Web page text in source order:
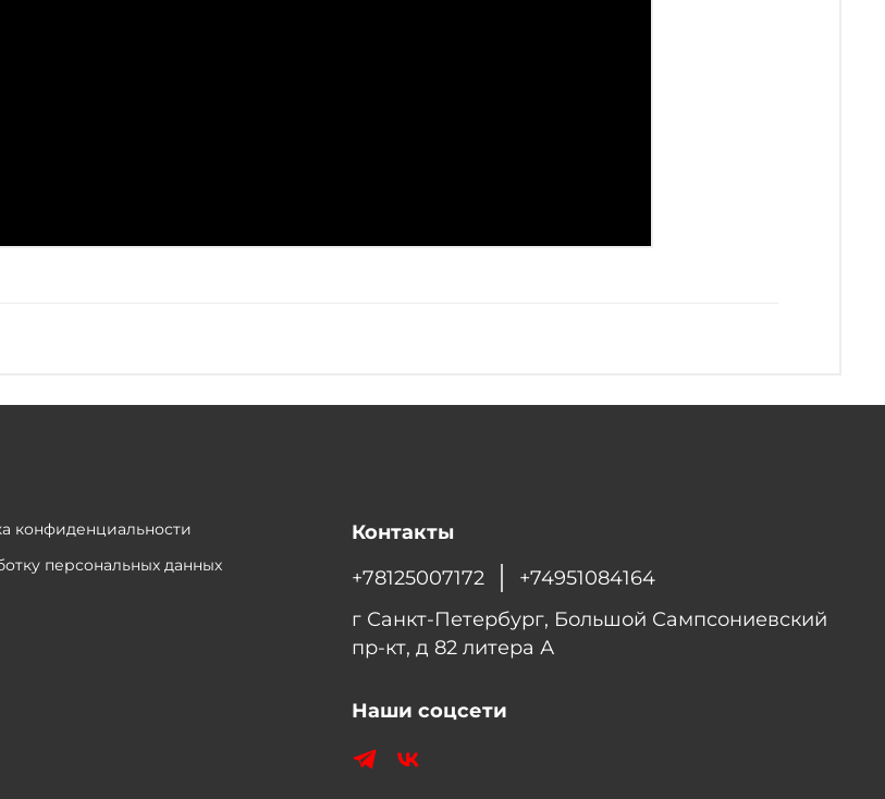
конфиденциальности
персональных данных
Контакты
+78125007172
+74951084164
г Санкт-Петербург, Большой Сампсониевский
пр-кт, д 82 литера А
Наши соцсети